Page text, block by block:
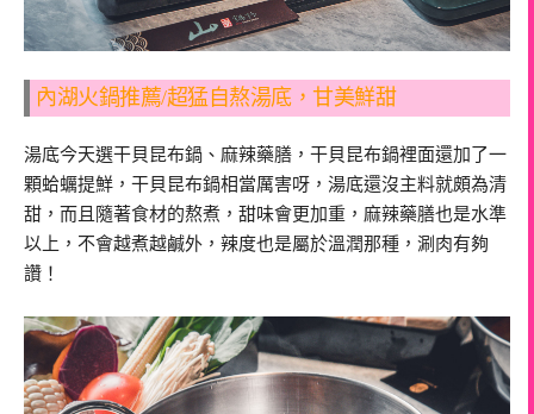
內湖火鍋推薦/超猛自熬湯底，甘美鮮甜
湯底今天選干貝昆布鍋、麻辣藥膳，干貝昆布鍋裡面還加了一
顆蛤蠣提鮮，干貝昆布鍋相當厲害呀，湯底還沒主料就頗為清
甜，而且隨著食材的熬煮，甜味會更加重，麻辣藥膳也是水準
以上，不會越煮越鹹外，辣度也是屬於溫潤那種，涮肉有夠
讚！